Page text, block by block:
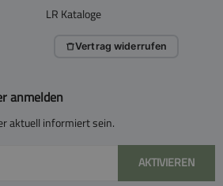
LR Kataloge
Vertrag widerrufen
anmelden
aktuell informiert sein.
AKTIVIEREN